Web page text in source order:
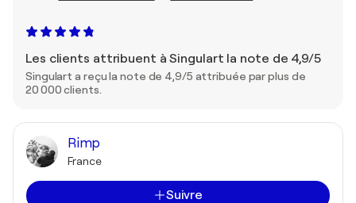
Les clients attribuent à Singulart la note de 4,9/5
Singulart a reçu la note de 4,9/5 attribuée par plus de
20 000 clients.
Rimp
France
Suivre